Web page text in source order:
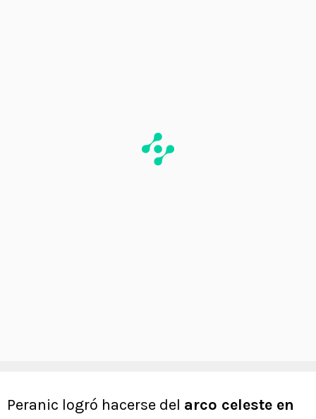
Peranic logró hacerse del arco celeste en